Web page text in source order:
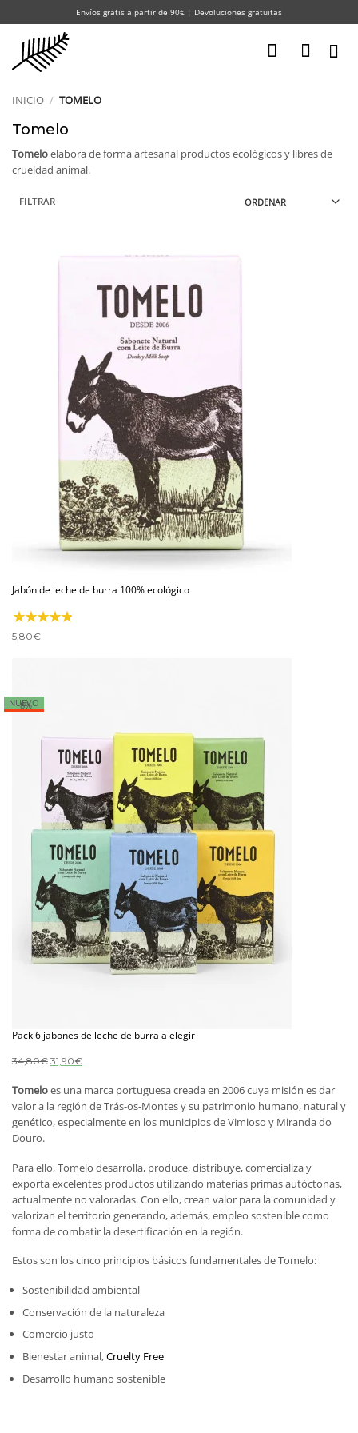
al
contenido
Envíos gratis a partir de 90€ | Devoluciones gratuitas
INICIO / TOMELO
Tomelo
Tomeloelabora de forma artesanal productos ecológicos y libres de
crueldad animal.
FILTRAR
Jabón de leche de burra 100% ecológico
5,80€
-8%
NUEVO
Pack 6 jabones de leche de burra a elegir
34,80€ El
era:
34,80€.
31,90€El
es:
31,90€.
Tomeloes una marca portuguesa creada en 2006 cuya misión es dar
valor a la región de Trás-os-Montes y su patrimonio humano, natural y
genético, especialmente en los municipios de Vimioso y Miranda do
Douro.
Para ello, Tomelo desarrolla, produce, distribuye, comercializa y
exporta excelentes productos utilizando materias primas autóctonas,
actualmente no valoradas. Con ello, crean valor para la comunidad y
valorizan el territorio generando, además, empleo sostenible como
forma de combatir la desertificación en la región.
Estos son los cinco principios básicos fundamentales de Tomelo:
Sostenibilidad ambiental
Conservación de la naturaleza
Comercio justo
Bienestar animal,Cruelty Free
Desarrollo humano sostenible